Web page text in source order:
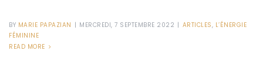
BY MARIE PAPAZIAN | MERCREDI, 7 SEPTEMBRE 2022 | ARTICLES, L’ÉNERGIE
FÉMININE
READ MORE